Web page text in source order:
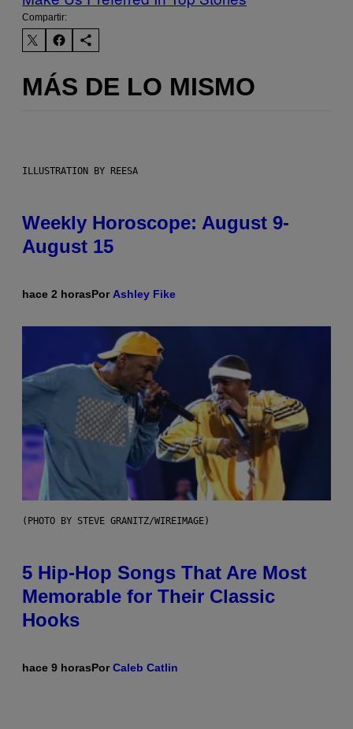
Compartir:
MÁS DE LO MISMO
ILLUSTRATION BY REESA
Weekly Horoscope: August 9-
August 15
hace 2 horasPor Ashley Fike
(PHOTO BY STEVE GRANITZ/WIREIMAGE)
5 Hip-Hop Songs That Are Most
Memorable for Their Classic
Hooks
hace 9 horasPorCaleb Catlin